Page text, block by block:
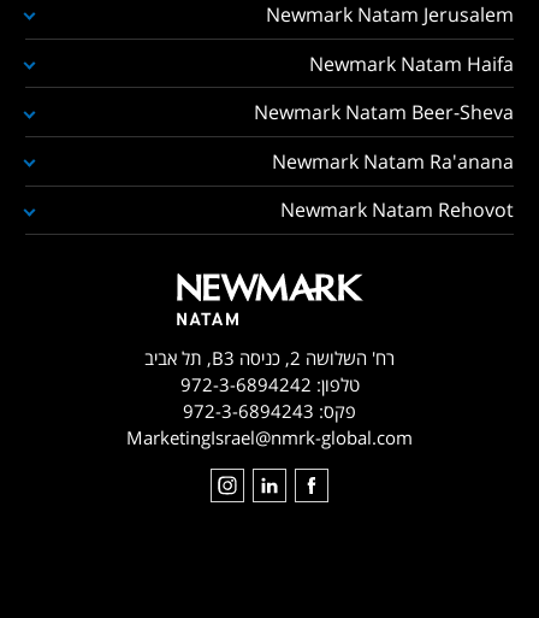
Newmark Natam Jerusalem
Newmark Natam Haifa
Newmark Natam Beer-Sheva
Newmark Natam Ra'anana
Newmark Natam Rehovot
רח' השלושה 2, כניסה B3, תל אביב
טלפון: 972-3-6894242
פקס: 972-3-6894243
MarketingIsrael@nmrk-global.com